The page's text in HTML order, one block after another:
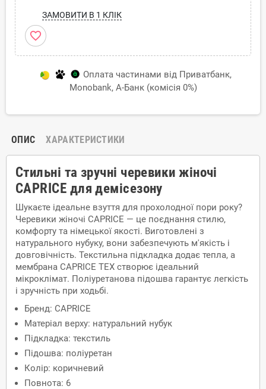
ЗАМОВИТИ В 1 КЛІК
favorite_border
Оплата частинами від Приватбанк,
Monobank, А-Банк (комісія 0%)
ОПИС ХАРАКТЕРИСТИКИ
Стильні та зручні черевики жіночі
CAPRICE для демісезону
Шукаєте ідеальне взуття для прохолодної пори року?
Черевики жіночі CAPRICE — це поєднання стилю,
комфорту та німецької якості. Виготовлені з
натурального нубуку, вони забезпечують м'якість і
довговічність. Текстильна підкладка додає тепла, а
мембрана CAPRICE TEX створює ідеальний
мікроклімат. Поліуретанова підошва гарантує легкість
і зручність при ходьбі.
Бренд: CAPRICE
Матеріал верху: натуральний нубук
Підкладка: текстиль
Підошва: поліуретан
Колір: коричневий
Повнота: 6